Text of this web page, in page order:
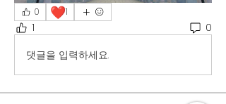
0 ❤️1
1
0
댓글을 입력하세요.